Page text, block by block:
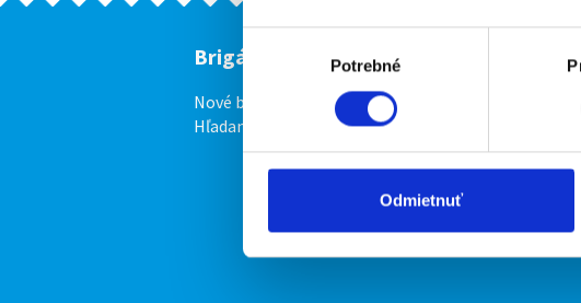
súhlasu
Potrebné
Odmietnuť
Brigádnici
Nové brigády
Hľadané brigády